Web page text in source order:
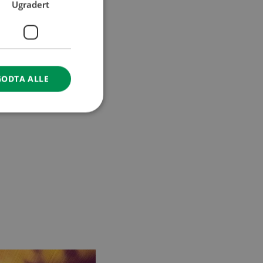
Ugradert
ALLE